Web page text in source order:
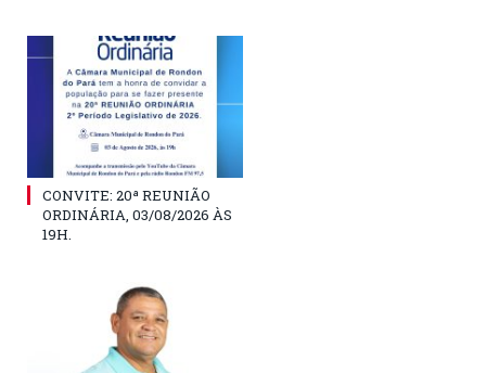
CONVITE: 20ª REUNIÃO
ORDINÁRIA, 03/08/2026 ÀS
19H.